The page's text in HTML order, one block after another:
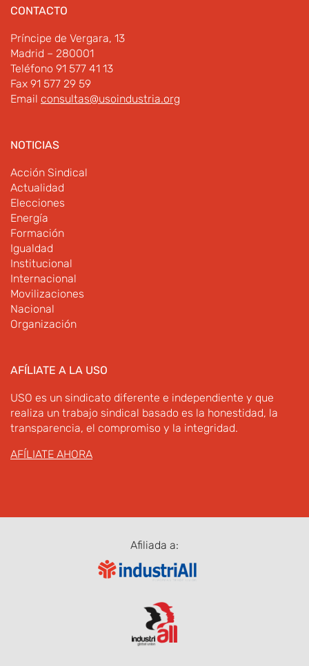
CONTACTO
Príncipe de Vergara, 13
Madrid – 280001
Teléfono 91 577 41 13
Fax 91 577 29 59
Email consultas@usoindustria.org
NOTICIAS
Acción Sindical
Actualidad
Elecciones
Energía
Formación
Igualdad
Institucional
Internacional
Movilizaciones
Nacional
Organización
AFÍLIATE A LA USO
USO es un sindicato diferente e independiente y que
realiza un trabajo sindical basado es la honestidad, la
transparencia, el compromiso y la integridad.
AFÍLIATE AHORA
Afiliada a: